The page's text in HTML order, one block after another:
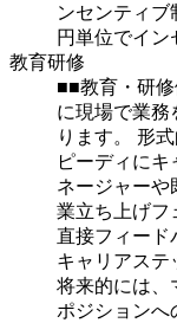
ンセンティブ
円単位でイン
教育研修
■■教育・研
に現場で業務
ります。
形
ピーディにキ
ネージャーや
業立ち上げフ
直接フィード
キャリアステ
将来的には、
ポジションへ